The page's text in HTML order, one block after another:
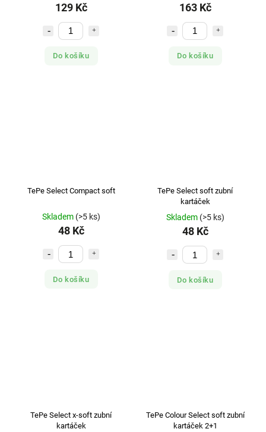
129 Kč
Do košíku
163 Kč
Do košíku
TePe Select Compact soft
Skladem (>5 ks)
48 Kč
Do košíku
TePe Select soft zubní
kartáček
Skladem (>5 ks)
48 Kč
Do košíku
TePe Select x-soft zubní
kartáček
TePe Colour Select soft zubní
kartáček 2+1